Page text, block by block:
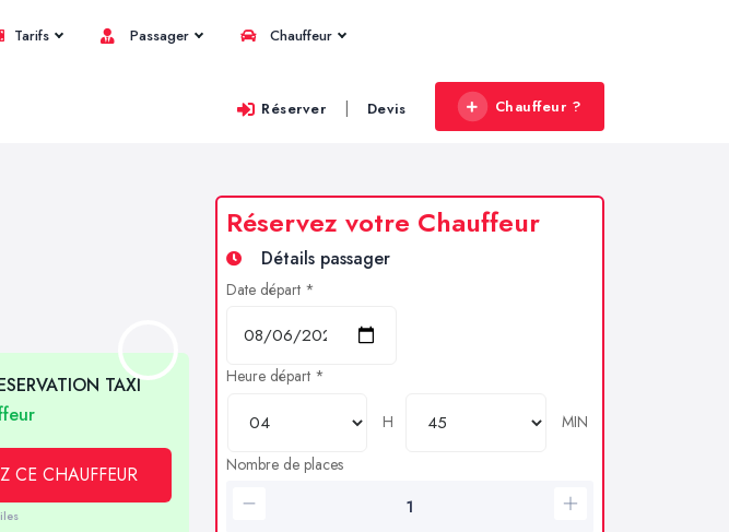
Tarifs Passager Chauffeur
Réserver | Devis Chauffeur ?
TAXI
CE CHAUFFEUR
Réservez votre Chauffeur
Détails passager
Date départ *
Heure départ *
H
MIN
Nombre de places